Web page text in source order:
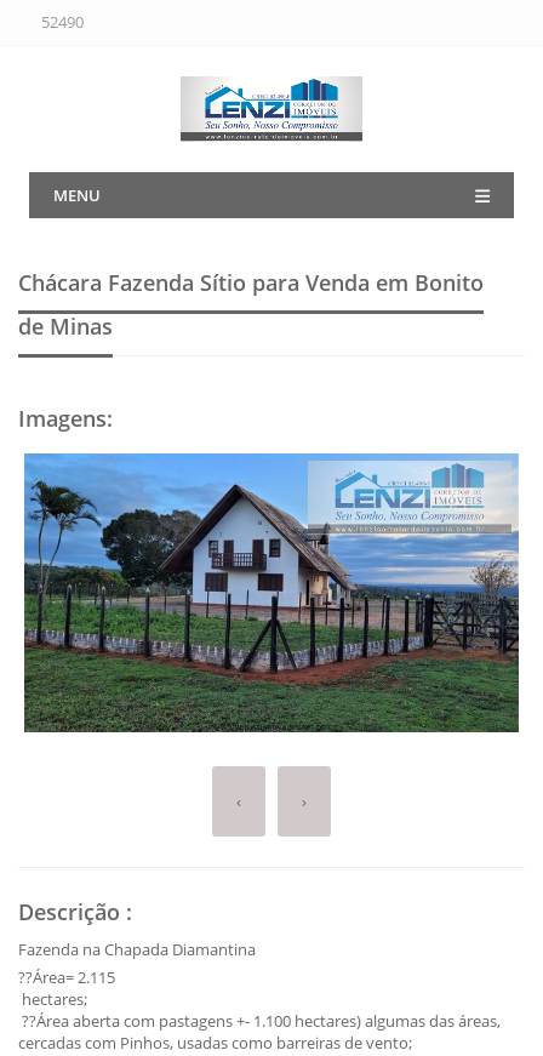
52490
MENU
Chácara Fazenda Sítio para Venda em Bonito
de Minas
Imagens:
‹ ›
Descrição :
Fazenda na Chapada Diamantina
??Área= 2.115
hectares;
??Área aberta com pastagens +- 1.100 hectares) algumas das áreas,
cercadas com Pinhos, usadas como barreiras de vento;